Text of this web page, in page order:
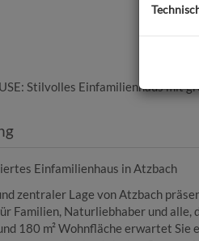
Einfamilienhaus in Atzbach
zentraler Lage von Atzbach
Familien, Naturliebhaber und
180 m² Wohnfläche erwartet Sie